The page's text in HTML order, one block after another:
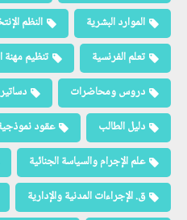
الموارد البشرية النظم
تعلم الفرنسية
تنظيم مهنة
دروس ومحاضرات
دساتير
دليل الطالب
عقود
علم الإجرام والسياسة الجنائية
ق. الإجراءات المدنية والإدارية